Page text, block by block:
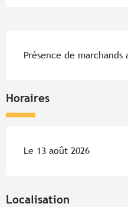
Présence de marchands
Horaires
Le 13 août 2026
Localisation